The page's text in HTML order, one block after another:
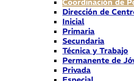
Coordinación de
Dirección de
Inicial
Primaria
Secundaria
Técnica y Trabajo
Permanente de
Privada